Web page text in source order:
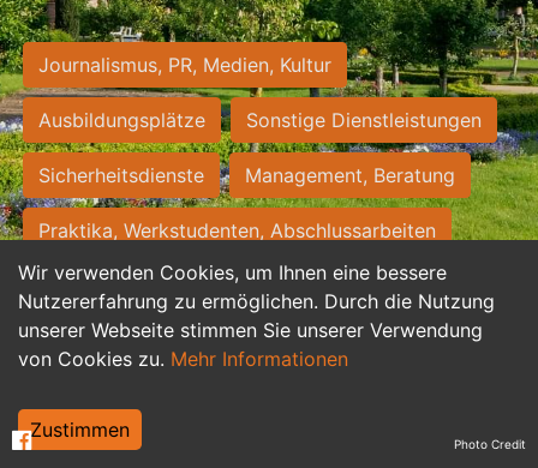
Wir verwenden Cookies, um Ihnen eine bessere
Nutzererfahrung zu ermöglichen. Durch die Nutzung
unserer Webseite stimmen Sie unserer Verwendung
von Cookies zu. Mehr Informationen
Zustimmen
Journalismus, PR, Medien, Kultur
Ausbildungsplätze Sonstige Dienstleistungen
Sicherheitsdienste Management, Beratung
Praktika, Werkstudenten, Abschlussarbeiten
Personalwesen Assistenz, Sekretariat
Hilfskräfte, Aushilfs- und Nebenjobs
Weiterbildung, Studium, duale Ausbildung Photo Credit